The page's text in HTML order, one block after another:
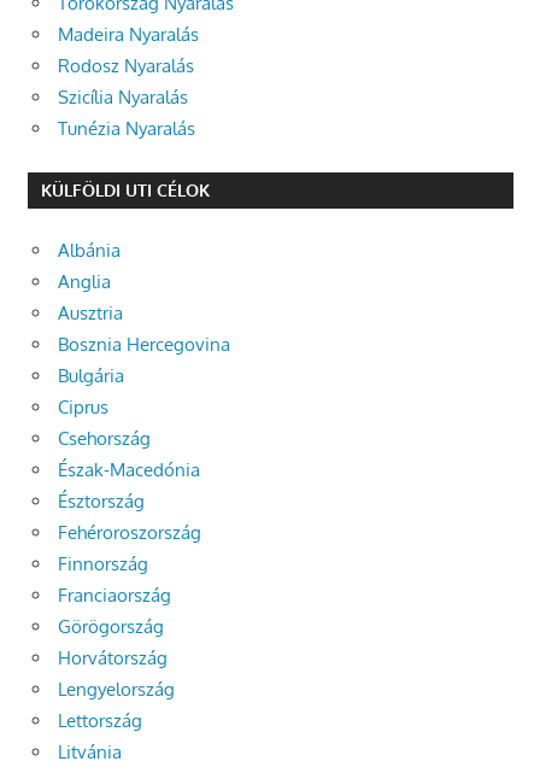
Madeira Nyaralás
Rodosz Nyaralás
Szicília Nyaralás
Tunézia Nyaralás
KÜLFÖLDI UTI CÉLOK
Albánia
Anglia
Ausztria
Bosznia Hercegovina
Bulgária
Ciprus
Csehország
Észak-Macedónia
Észtország
Fehéroroszország
Finnország
Franciaország
Görögország
Horvátország
Lengyelország
Lettország
Litvánia